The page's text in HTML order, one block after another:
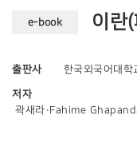
e-book 이란
출판사 한국외국어대학
저자
곽새라·Fahime